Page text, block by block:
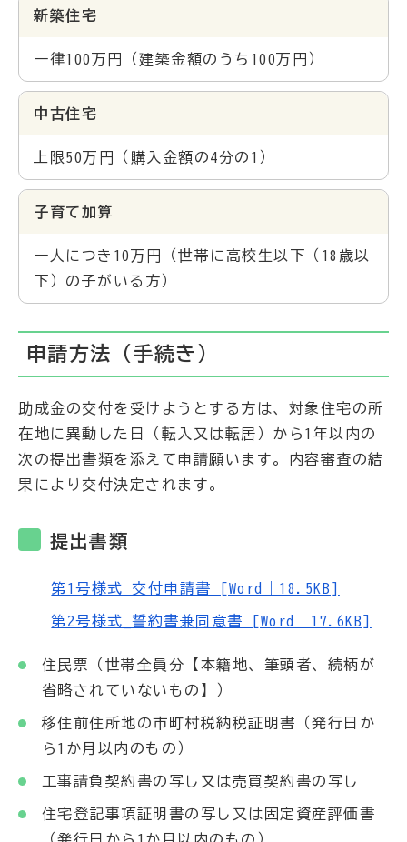
新築住宅
一律100万円（建築金額のうち100万円）
中古住宅
上限50万円（購入金額の4分の1）
子育て加算
一人につき10万円（世帯に高校生以下（18歳以
下）の子がいる方）
申請方法（手続き）
助成金の交付を受けようとする方は、対象住宅の所
在地に異動した日（転入又は転居）から1年以内の
次の提出書類を添えて申請願います。内容審査の結
果により交付決定されます。
提出書類
第1号様式_交付申請書 [Word｜18.5KB]
第2号様式_誓約書兼同意書 [Word｜17.6KB]
住民票（世帯全員分【本籍地、筆頭者、続柄が
省略されていないもの】）
移住前住所地の市町村税納税証明書（発行日か
ら1か月以内のもの）
工事請負契約書の写し又は売買契約書の写し
住宅登記事項証明書の写し又は固定資産評価書